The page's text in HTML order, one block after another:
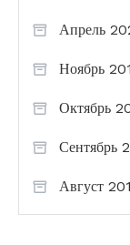
Апрель
Ноябрь
Октябрь
Сентябрь
Август